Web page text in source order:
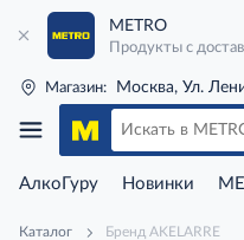
METRO
Продукты с
Магазин: Москва, Ул.
АлкоГуру Новинки
Каталог Бренд AKELARRE